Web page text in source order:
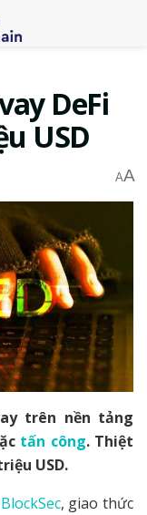
DeFi
USD
AA
trên nền tảng
tấn công. Thiệt
USD.
, giao thức